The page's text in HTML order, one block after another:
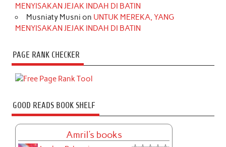
MENYISAKAN JEJAK INDAH DI BATIN
Musniaty Musni on UNTUK MEREKA, YANG
MENYISAKAN JEJAK INDAH DI BATIN
PAGE RANK CHECKER
GOOD READS BOOK SHELF
Amril's books